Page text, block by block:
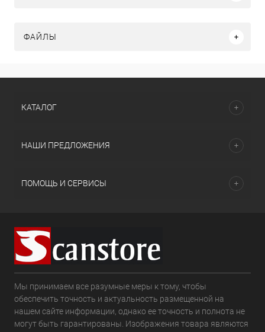
ФАЙЛЫ
КАТАЛОГ
НАШИ ПРЕДЛОЖЕНИЯ
ПОМОЩЬ И СЕРВИСЫ
Мы принимаем все разумные меры к тому, чтобы
обеспечить точность и актуальность размещенной на
нашем сайте информации, однако ее точность и полнота не
могут быть гарантированы. Изображения товара являются